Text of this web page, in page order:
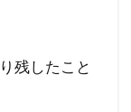
残したこと